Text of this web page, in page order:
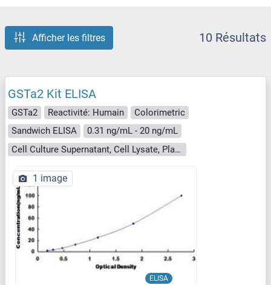
Afficher les filtres 10 Résultats
GSTa2 Kit ELISA
GSTa2 Reactivité: Humain
Colorimetric
Sandwich ELISA
0.31 ng/mL - 20 ng/mL
Cell Culture Supernatant, Cell Lysate, Plasma, Serum, Tissue Homogenate
ELISA
1 image